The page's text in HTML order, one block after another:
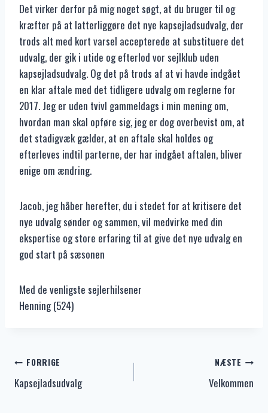
Det virker derfor på mig noget søgt, at du bruger til og
kræfter på at latterliggøre det nye kapsejladsudvalg, der
trods alt med kort varsel accepterede at substituere det
udvalg, der gik i utide og efterlod vor sejlklub uden
kapsejladsudvalg. Og det på trods af at vi havde indgået
en klar aftale med det tidligere udvalg om reglerne for
2017. Jeg er uden tvivl gammeldags i min mening om,
hvordan man skal opføre sig, jeg er dog overbevist om, at
det stadigvæk gælder, at en aftale skal holdes og
efterleves indtil parterne, der har indgået aftalen, bliver
enige om ændring.
Jacob, jeg håber herefter, du i stedet for at kritisere det
nye udvalg sønder og sammen, vil medvirke med din
ekspertise og store erfaring til at give det nye udvalg en
god start på sæsonen
Med de venligste sejlerhilsener
Henning (524)
Indlægsnavigation
FORRIGE
Kapsejladsudvalg
NÆSTE
Velkommen